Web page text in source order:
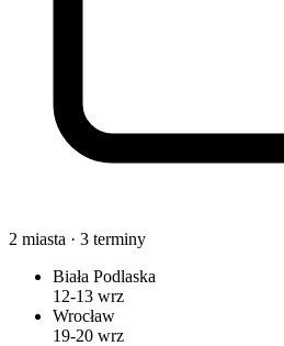
2 miasta · 3 terminy
Biała Podlaska
12-13 wrz
Wrocław
19-20 wrz